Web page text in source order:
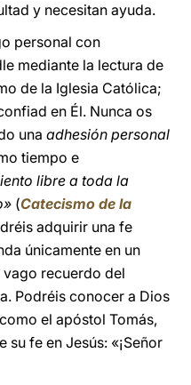
y necesitan ayuda.
personal con
mediante la lectura de
de la Iglesia Católica;
en Él. Nunca os
una adhesión personal
tiempo e
libre a toda la
(Catecismo de la
adquirir una fe
únicamente en un
recuerdo del
Podréis conocer a Dios
el apóstol Tomás,
fe en Jesús: «¡Señor